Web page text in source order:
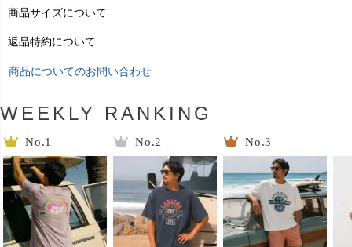
商品サイズについて
返品特約について
商品についてのお問い合わせ
WEEKLY RANKING